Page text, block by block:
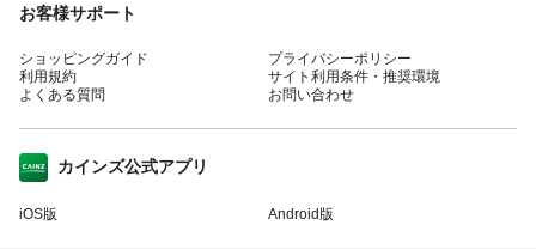
お客様サポート
ショッピングガイド
利用規約
よくある質問
プライバシーポリシー
サイト利用条件・推奨環境
お問い合わせ
カインズ公式アプリ
iOS版 Android版